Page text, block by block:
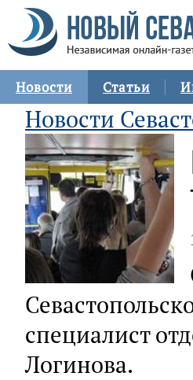
Новости Статьи
Новости
специалист
Логинова.